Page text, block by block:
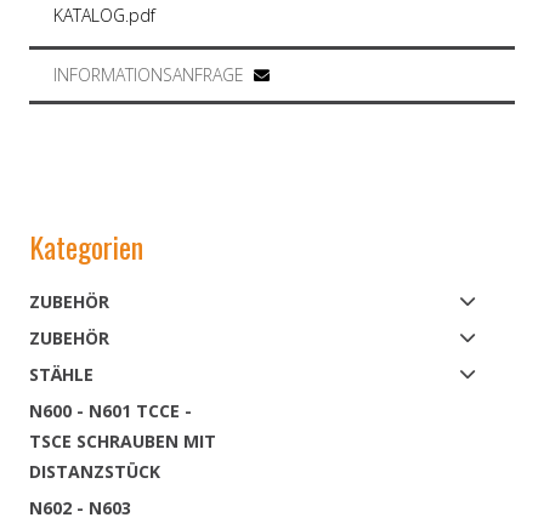
Kategorien
ZUBEHÖR
ZUBEHÖR
STÄHLE
N600 - N601 TCCE -
TSCE SCHRAUBEN MIT
DISTANZSTÜCK
N602 - N603
KATALOG.pdf
INFORMATIONSANFRAGE